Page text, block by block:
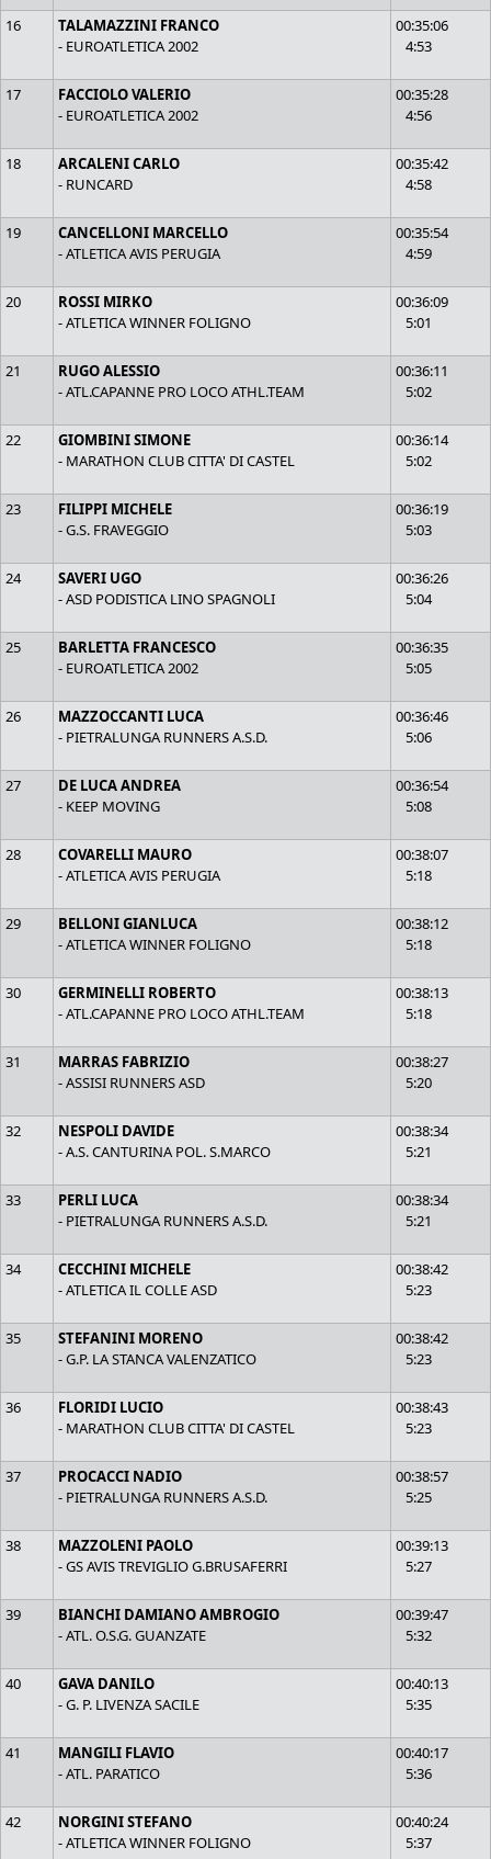
16
TALAMAZZINI FRANCO
- EUROATLETICA 2002
00:35:06
4:53
17
FACCIOLO VALERIO
- EUROATLETICA 2002
00:35:28
4:56
18
ARCALENI CARLO
- RUNCARD
00:35:42
4:58
19
CANCELLONI MARCELLO
- ATLETICA AVIS PERUGIA
00:35:54
4:59
20
ROSSI MIRKO
- ATLETICA WINNER FOLIGNO
00:36:09
5:01
21
RUGO ALESSIO
- ATL.CAPANNE PRO LOCO ATHL.TEAM
00:36:11
5:02
22
GIOMBINI SIMONE
- MARATHON CLUB CITTA' DI CASTEL
00:36:14
5:02
23
FILIPPI MICHELE
- G.S. FRAVEGGIO
00:36:19
5:03
24
SAVERI UGO
- ASD PODISTICA LINO SPAGNOLI
00:36:26
5:04
25
BARLETTA FRANCESCO
- EUROATLETICA 2002
00:36:35
5:05
26
MAZZOCCANTI LUCA
- PIETRALUNGA RUNNERS A.S.D.
00:36:46
5:06
27
DE LUCA ANDREA
- KEEP MOVING
00:36:54
5:08
28
COVARELLI MAURO
- ATLETICA AVIS PERUGIA
00:38:07
5:18
29
BELLONI GIANLUCA
- ATLETICA WINNER FOLIGNO
00:38:12
5:18
30
GERMINELLI ROBERTO
- ATL.CAPANNE PRO LOCO ATHL.TEAM
00:38:13
5:18
31
MARRAS FABRIZIO
- ASSISI RUNNERS ASD
00:38:27
5:20
32
NESPOLI DAVIDE
- A.S. CANTURINA POL. S.MARCO
00:38:34
5:21
33
PERLI LUCA
- PIETRALUNGA RUNNERS A.S.D.
00:38:34
5:21
34
CECCHINI MICHELE
- ATLETICA IL COLLE ASD
00:38:42
5:23
35
STEFANINI MORENO
- G.P. LA STANCA VALENZATICO
00:38:42
5:23
36
FLORIDI LUCIO
- MARATHON CLUB CITTA' DI CASTEL
00:38:43
5:23
37
PROCACCI NADIO
- PIETRALUNGA RUNNERS A.S.D.
00:38:57
5:25
38
MAZZOLENI PAOLO
- GS AVIS TREVIGLIO G.BRUSAFERRI
00:39:13
5:27
39
BIANCHI DAMIANO AMBROGIO
- ATL. O.S.G. GUANZATE
00:39:47
5:32
40
GAVA DANILO
- G. P. LIVENZA SACILE
00:40:13
5:35
41
MANGILI FLAVIO
- ATL. PARATICO
00:40:17
5:36
42
NORGINI STEFANO
- ATLETICA WINNER FOLIGNO
00:40:24
5:37